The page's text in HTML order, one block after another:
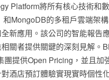
Platform將所有核心技術和
MongoDB的多租戶雲端架
新應用。該公司的智能報告
關者提供關鍵的深刻見解。
團提供Open Pricing，並且加
酒店預訂體驗實現實時個性